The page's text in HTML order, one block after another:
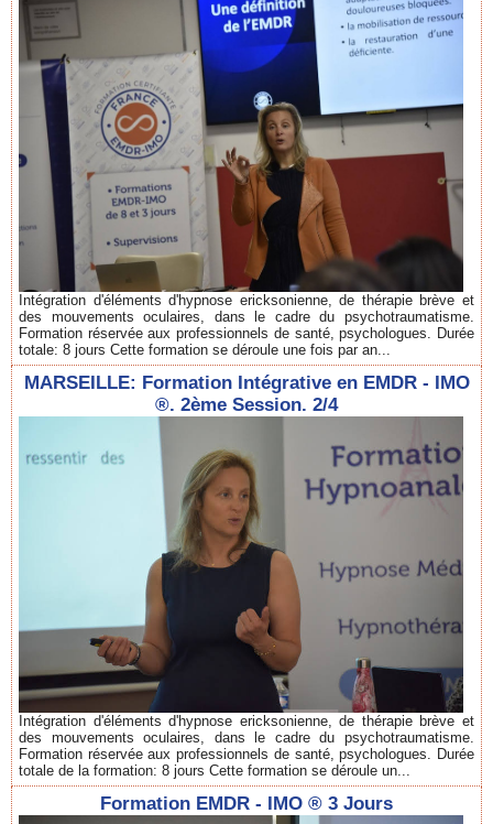
Intégration d'éléments d'hypnose ericksonienne, de thérapie brève et
des mouvements oculaires, dans le cadre du psychotraumatisme.
Formation réservée aux professionnels de santé, psychologues. Durée
totale: 8 jours Cette formation se déroule une fois par an...
MARSEILLE: Formation Intégrative en EMDR - IMO
®. 2ème Session. 2/4
Intégration d'éléments d'hypnose ericksonienne, de thérapie brève et
des mouvements oculaires, dans le cadre du psychotraumatisme.
Formation réservée aux professionnels de santé, psychologues. Durée
totale de la formation: 8 jours Cette formation se déroule un...
Formation EMDR - IMO ® 3 Jours